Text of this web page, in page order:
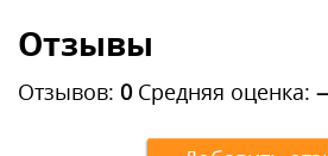
Отзывы
Отзывов: 0 Средняя оценка: